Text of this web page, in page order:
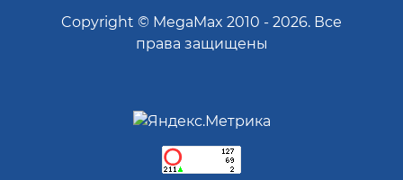
Copyright © MegaMax 2010 - 2026. Все
права защищены